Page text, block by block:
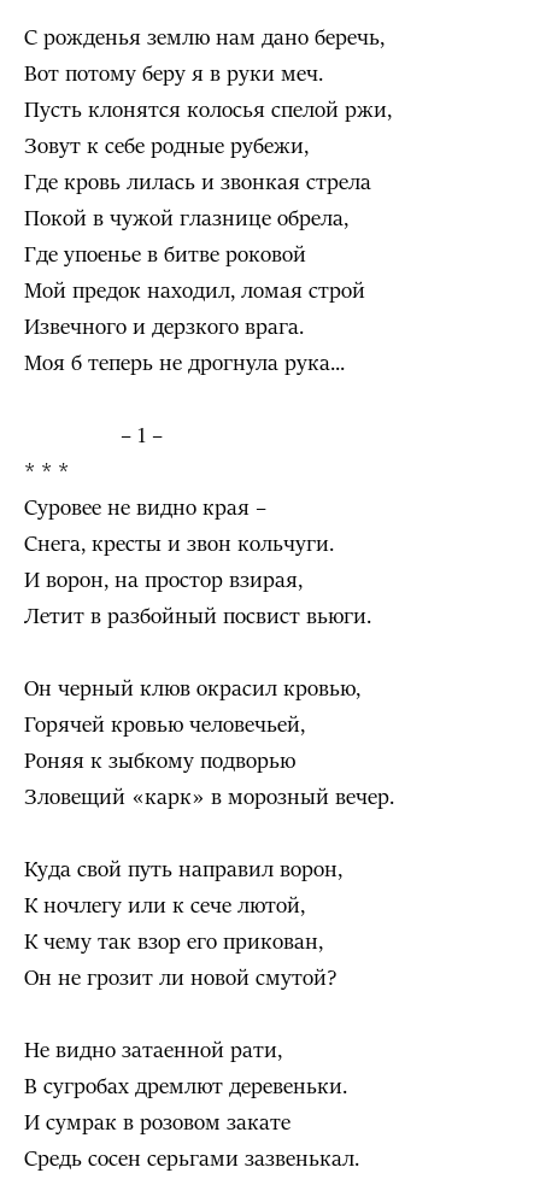
С рожденья землю нам дано беречь,
Вот потому беру я в руки меч.
Пусть клонятся колосья спелой ржи,
Зовут к себе родные рубежи,
Где кровь лилась и звонкая стрела
Покой в чужой глазнице обрела,
Где упоенье в битве роковой
Мой предок находил, ломая строй
Извечного и дерзкого врага.
Моя б теперь не дрогнула рука...
– 1 –
* * *
Суровее не видно края –
Снега, кресты и звон кольчуги.
И ворон, на простор взирая,
Летит в разбойный посвист вьюги.
Он черный клюв окрасил кровью,
Горячей кровью человечьей,
Роняя к зыбкому подворью
Зловещий «карк» в морозный вечер.
Куда свой путь направил ворон,
К ночлегу или к сече лютой,
К чему так взор его прикован,
Он не грозит ли новой смутой?
Не видно затаенной рати,
В сугробах дремлют деревеньки.
И сумрак в розовом закате
Средь сосен серьгами зазвенькал.